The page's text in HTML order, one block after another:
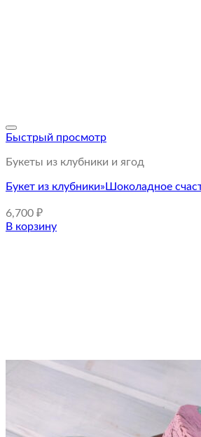
Быстрый просмотр
Букеты из клубники и ягод
Букет из клубники»Шоколадное
6,700 ₽
В корзину